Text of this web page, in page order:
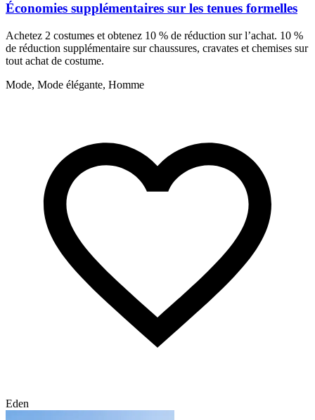
Économies supplémentaires sur les tenues formelles
Achetez 2 costumes et obtenez 10 % de réduction sur l’achat. 10 %
de réduction supplémentaire sur chaussures, cravates et chemises sur
tout achat de costume.
Mode, Mode élégante, Homme
Eden